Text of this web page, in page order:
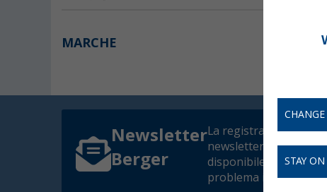
MARCHE
Newsletter
Berger
La registrazione alla
newsletter non è
disponibile.
problema il prima
STAY